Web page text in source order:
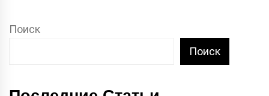
Поиск
Поиск